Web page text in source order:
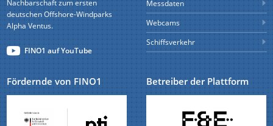
Nachbarschaft zumersten
deutschen Offshore-Windparks
Alpha Ventus.
FINO1 auf YouTube
Messdaten
Webcams
Schiffsverkehr
Fördernde von FINO1 Betreiber der Plattform